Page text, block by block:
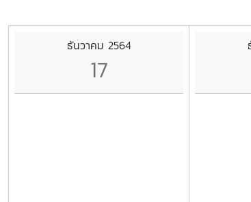
ธันวาคม 2564
17